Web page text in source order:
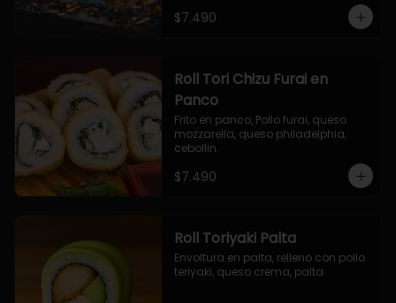
$7.490
Roll Tori Chizu Furai en
Panco
Frito en panco, Pollo furai, queso
mozzarella, queso philadelphia,
cebollin.
$7.490
Roll Toriyaki Palta
Envoltura en palta, relleno con pollo
teriyaki, queso crema, palta.